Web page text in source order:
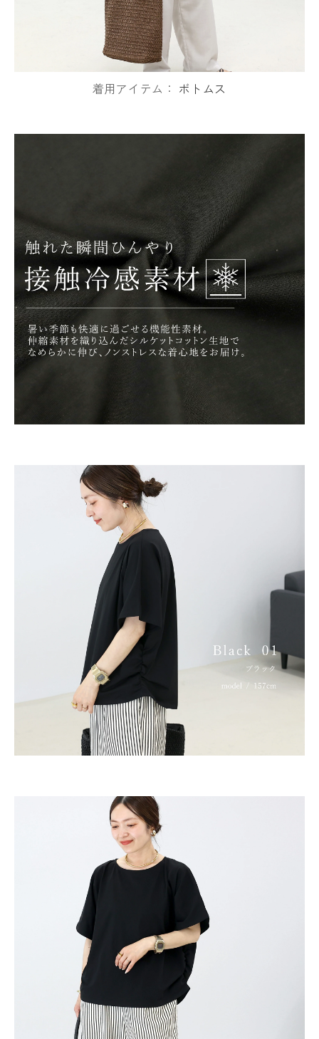
着用アイテム： ボトムス